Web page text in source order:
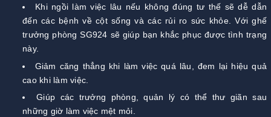
Khi ngồi làm việc lâu nếu không đúng tư thế sẽ dễ dẫn
đến các bệnh về cột sống và các rủi ro sức khỏe. Với ghế
trưởng phòng SG924 sẽ giúp bạn khắc phục được tình trạng
này.
Giảm căng thẳng khi làm việc quá lâu, đem lại hiệu quả
cao khi làm việc.
Giúp các trưởng phòng, quản lý có thể thư giãn sau
những giờ làm việc mệt mỏi.